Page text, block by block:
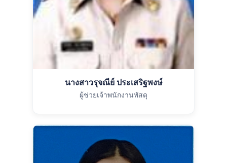
นางสาวรุจณีย์ ประเสริฐพงษ์
ผู้ช่วยเจ้าพนักงานพัสดุ